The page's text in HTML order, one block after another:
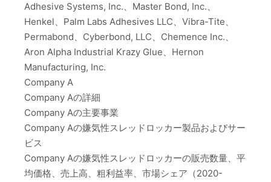
Adhesive Systems, Inc.、Master Bond, Inc.、
Henkel、Palm Labs Adhesives LLC、Vibra-Tite、
Permabond、Cyberbond, LLC、Chemence Inc.、
Aron Alpha Industrial Krazy Glue、Hernon
Manufacturing, Inc.
Company A
Company Aの詳細
Company Aの主要事業
Company Aの嫌気性スレッドロッカー製品およびサー
ビス
Company Aの嫌気性スレッドロッカーの販売数量、平
均価格、売上高、粗利益率、市場シェア（2020-